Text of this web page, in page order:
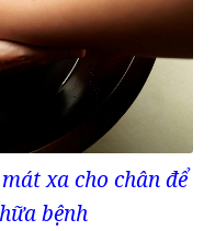
xa cho chân để
bệnh